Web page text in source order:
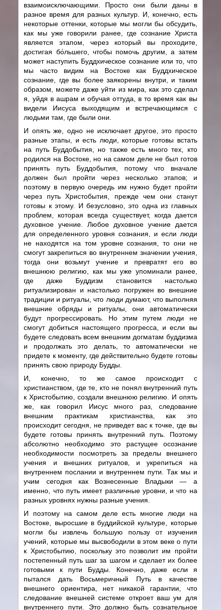
взаимоисключающими. Просто они были даны в
разное время для разных культур. И, конечно, есть
некоторые оттенки, которые мы могли бы обсудить,
как мы уже говорили ранее, где сознание Христа
является этапом, через который вы проходите,
достигая бо́льшего, чтобы помочь другим, а затем
может наступить Буддхическое сознание или то, что
мы часто видим на Востоке как Буддхическое
сознание, где вы более заякорены внутри, и таким
образом, можете даже уйти из мира, как это сделал
я, уйдя в ашрам и обучая оттуда, в то время как вы
видели Иисуса выходящим и встречающимся с
людьми там, где были они.
И опять же, одно не исключает другое, это просто
разные этапы, и есть люди, которые готовы встать
на путь Буддобытия, но также есть много тех, кто
родился на Востоке, но на самом деле не был готов
принять путь Буддобытия, потому что вначале
должен был пройти через несколько этапов; и
поэтому в первую очередь им нужно будет пройти
через путь Христобытия, прежде чем они станут
готовы к этому. И безусловно, это одна из главных
проблем, которая всегда существует, когда дается
духовное учение. Любое духовное учение дается
для определенного уровня сознания, и если люди
не находятся на том уровне сознания, то они не
смогут закрепиться во внутреннем значении учения,
тогда они возьмут учение и превратят его во
внешнюю религию, как мы уже упоминали ранее,
где даже Буддизм становится настолько
ритуализирован и настолько погружен во внешние
традиции и ритуалы, что люди думают, что выполняя
внешние обряды и ритуалы, они автоматически
будут прогрессировать. Но этим путем люди не
смогут добиться настоящего прогресса, и если вы
будете следовать всем внешним догматам буддизма
и продолжать это делать, то автоматически не
придете к моменту, где действительно будете готовы
принять свою природу Будды.
И, конечно, то же самое происходит с
христианством, где те, кто не понял внутренний путь
к Христобытию, создали внешнюю религию. И опять
же, как говорил Иисус много раз, следование
внешним практикам христианства, как это
происходит сегодня, не приведет вас к точке, где вы
будете готовы принять внутренний путь. Поэтому
абсолютно необходимо это растущее осознание
необходимости посмотреть за пределы внешнего
учения и внешних ритуалов, и укрепиться на
внутреннем послании и внутреннем пути. Так мы и
учим сегодня как Вознесенные Владыки — а
именно, что путь имеет различные уровни, и что на
разных уровнях нужны разные учения.
И поэтому на самом деле есть многие люди на
Востоке, выросшие в буддийской культуре, которые
могли бы извлечь большую пользу от изучения
учений, которые мы высвободили в этом веке о пути
к Христобытию, поскольку это позволит им пройти
постепенный путь шаг за шагом и сделает их более
готовыми к пути Будды. Конечно, даже если я
пытался дать Восьмеричный Путь в качестве
внешнего ориентира, нет никакой гарантии, что
следование внешней системе откроет ваш ум для
внутреннего пути. Это должно быть сознательное